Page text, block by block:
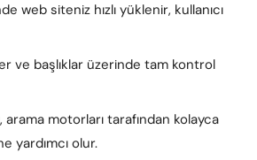
web siteniz hızlı yüklenir, kullanıcı
ve başlıklar üzerinde tam kontrol
arama motorları tarafından kolayca
yardımcı olur.